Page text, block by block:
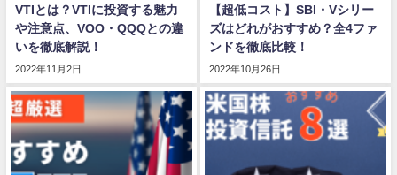
VTIとは？VTIに投資する魅力
や注意点、VOO・QQQとの違
いを徹底解説！
2022年11月2日
【超低コスト】SBI・Vシリー
ズはどれがおすすめ？全4ファ
ンドを徹底比較！
2022年10月26日